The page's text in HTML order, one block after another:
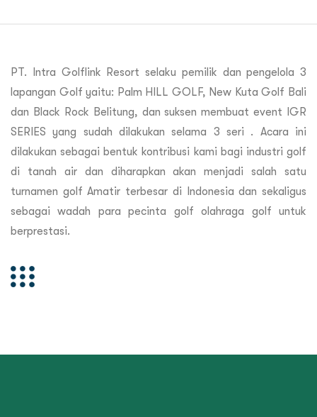
PT. Intra Golflink Resort selaku pemilik dan pengelola 3
lapangan Golf yaitu: Palm HILL GOLF, New Kuta Golf Bali
dan Black Rock Belitung, dan suksen membuat event IGR
SERIES yang sudah dilakukan selama 3 seri . Acara ini
dilakukan sebagai bentuk kontribusi kami bagi industri golf
di tanah air dan diharapkan akan menjadi salah satu
turnamen golf Amatir terbesar di Indonesia dan sekaligus
sebagai wadah para pecinta golf olahraga golf untuk
berprestasi.